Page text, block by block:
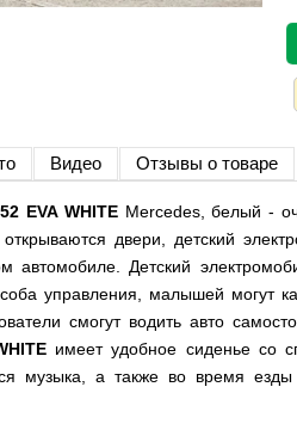
Видео Отзывы о товаре
EVA WHITEMercedes, белый -
двери, детский
автомобиле. Детский
управления, малышей могут
смогут водить авто
имеет удобное сиденье со
музыка, а также во время